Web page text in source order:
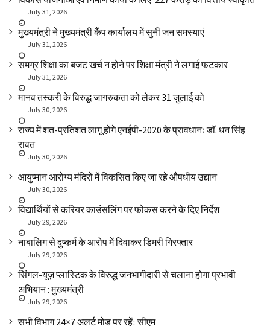
July 31, 2026
मुख्यमंत्री ने मुख्यमंत्री कैंप कार्यालय में सुनीं जन समस्याएं
July 31, 2026
समग्र शिक्षा का बजट खर्च न होने पर शिक्षा मंत्री ने लगाई फटकार
July 31, 2026
मानव तस्करी के विरुद्ध जागरुकता को लेकर 31 जुलाई को
July 30, 2026
राज्य में शत-प्रतिशत लागू होंगे एनईपी-2020 के प्रावधानः डाॅ. धन सिंह
रावत
July 30, 2026
आयुष्मान आरोग्य मंदिरों में विकसित किए जा रहे औषधीय उद्यान
July 30, 2026
विद्यार्थियों से करियर काउंसलिंग पर फोकस करने के दिए निर्देश
July 29, 2026
नाबालिग से दुष्कर्म के आरोप में दिवाकर डिमरी गिरफ्तार
July 29, 2026
सिंगल-यूज़ प्लास्टिक के विरुद्ध जनभागीदारी से चलाना होगा प्रभावी
अभियान : मुख्यमंत्री
July 29, 2026
सभी विभाग 24×7 अलर्ट मोड पर रहेंः सीएम